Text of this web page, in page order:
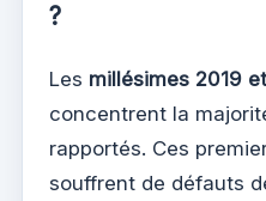
?
Les millésimes 2019
concentrent la
rapportés. Ces
souffrent de défauts